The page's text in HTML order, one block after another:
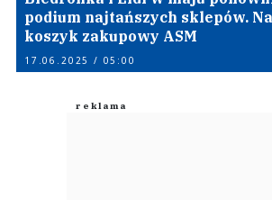
podium najtańszych sklepów.
koszyk zakupowy ASM
17.06.2025 / 05:00